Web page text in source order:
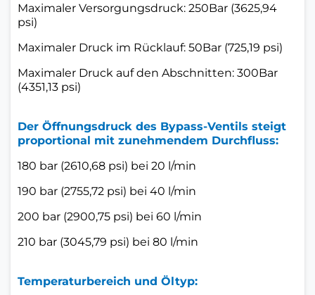
Maximaler Versorgungsdruck: 250Bar (3625,94
psi)
Maximaler Druck im Rücklauf: 50Bar (725,19 psi)
Maximaler Druck auf den Abschnitten: 300Bar
(4351,13 psi)
Der Öffnungsdruck des Bypass-Ventils steigt
proportional mit zunehmendem Durchfluss:
180 bar (2610,68 psi) bei 20 l/min
190 bar (2755,72 psi) bei 40 l/min
200 bar (2900,75 psi) bei 60 l/min
210 bar (3045,79 psi) bei 80 l/min
Temperaturbereich und Öltyp: